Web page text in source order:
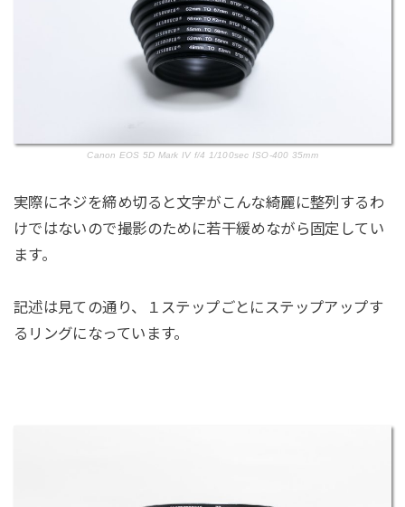
Canon EOS 5D Mark IV f/4 1/100sec ISO-400 35mm
実際にネジを締め切ると文字がこんな綺麗に整列するわ
けではないので撮影のために若干緩めながら固定してい
ます。
記述は見ての通り、１ステップごとにステップアップす
るリングになっています。